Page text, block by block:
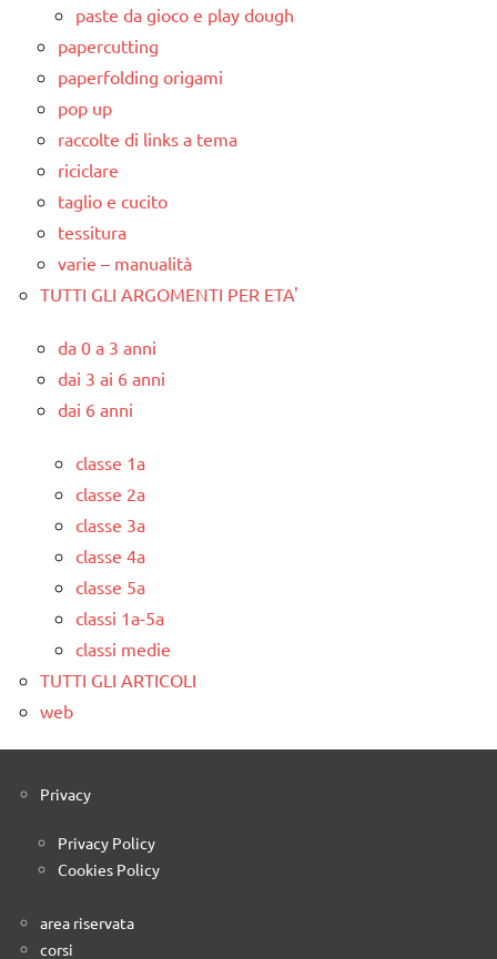
paste da gioco e play dough
papercutting
paperfolding origami
pop up
raccolte di links a tema
riciclare
taglio e cucito
tessitura
varie – manualità
TUTTI GLI ARGOMENTI PER ETA'
da 0 a 3 anni
dai 3 ai 6 anni
dai 6 anni
classe 1a
classe 2a
classe 3a
classe 4a
classe 5a
classi 1a-5a
classi medie
TUTTI GLI ARTICOLI
web
Privacy
Privacy Policy
Cookies Policy
area riservata
corsi